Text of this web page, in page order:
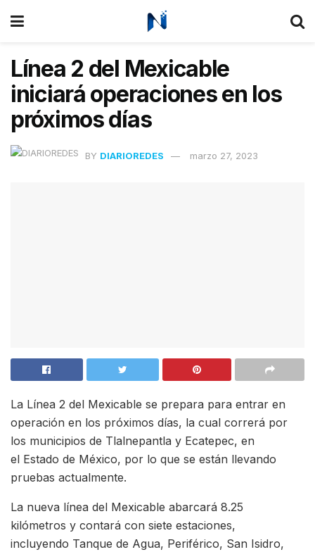
Línea 2 del Mexicable
iniciará operaciones en los
próximos días
BY DIARIOREDES marzo 27, 2023
La Línea 2 del Mexicable se prepara para entrar en
operación en los próximos días, la cual correrá por
los municipios de Tlalnepantla y Ecatepec, en
el Estado de México, por lo que se están llevando
pruebas actualmente.
La nueva línea del Mexicable abarcará 8.25
kilómetros y contará con siete estaciones,
incluyendo Tanque de Agua, Periférico, San Isidro,